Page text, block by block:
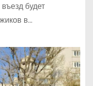
будет
в…